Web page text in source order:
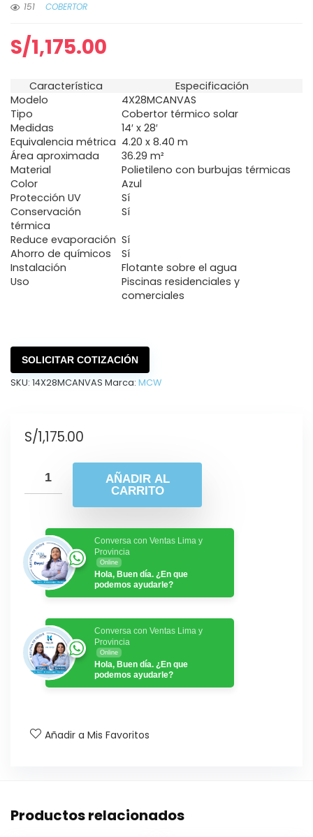
151
COBERTOR
S/1,175.00
Característica
Especificación
Modelo
4X28MCANVAS
Tipo
Cobertor térmico solar
Medidas
14′ x 28′
Equivalencia métrica 4.20 x 8.40 m
Área aproximada
36.29 m²
Material
Polietileno con burbujas térmicas
Color
Azul
Protección UV
Sí
Conservación
térmica
Sí
Reduce evaporación Sí
Ahorro de químicos
Sí
Instalación
Flotante sobre el agua
Uso
Piscinas residenciales y
comerciales
SOLICITAR COTIZACIÓN
SKU: 14X28MCANVAS Marca: MCW
S/1,175.00
AÑADIR AL
CARRITO
Conversa con Ventas Lima y
Provincia
Online
Hola, Buen día. ¿En que
podemos ayudarle?
Conversa con Ventas Lima y
Provincia
Online
Hola, Buen día. ¿En que
podemos ayudarle?
Añadir a Mis Favoritos
Productos relacionados